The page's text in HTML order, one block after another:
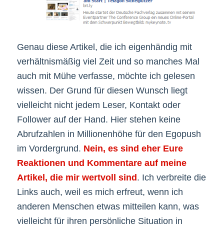
Genau diese Artikel, die ich eigenhändig mit
verhältnismäßig viel Zeit und so manches Mal
auch mit Mühe verfasse, möchte ich gelesen
wissen. Der Grund für diesen Wunsch liegt
vielleicht nicht jedem Leser, Kontakt oder
Follower auf der Hand. Hier stehen keine
Abrufzahlen in Millionenhöhe für den Egopush
im Vordergrund. Nein, es sind eher Eure
Reaktionen und Kommentare auf meine
Artikel, die mir wertvoll sind . Ich verbreite die
Links auch, weil es mich erfreut, wenn ich
anderen Menschen etwas mitteilen kann, was
vielleicht für ihren persönliche Situation in